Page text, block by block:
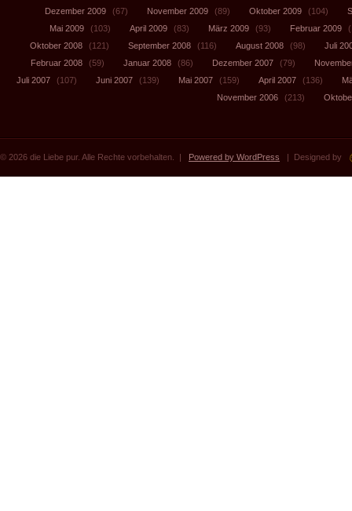
Dezember 2009
(67) November 2009 (89) Oktober 2009 (104)
Mai 2009
(103) April 2009 (83) März 2009 (93) Februar 2009
Oktober 2008
(121) September 2008 (116) August 2008 (98)
Juli
Februar 2008
(59) Januar 2008 (86) Dezember 2007 (79)
Juli 2007
(107) Juni 2007 (139) Mai 2007 (159) April 2007 (136)
November 2006
(213)
© 2026 die Liebe pur. Alle Rechte vorbehalten. | Powered by WordPress | Designed by